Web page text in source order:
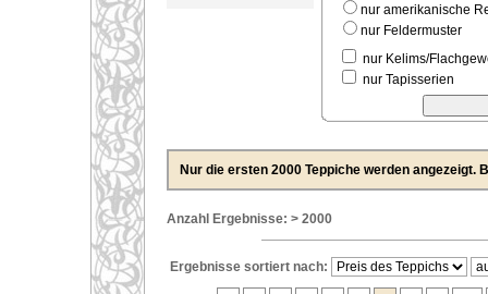
nur amerikanische
nur Feldermuster
nur Kelims/
nur Tapisserien
Nur die ersten 2000 Teppiche werden angezeigt.
Anzahl Ergebnisse: > 2000
Ergebnisse sortiert nach: